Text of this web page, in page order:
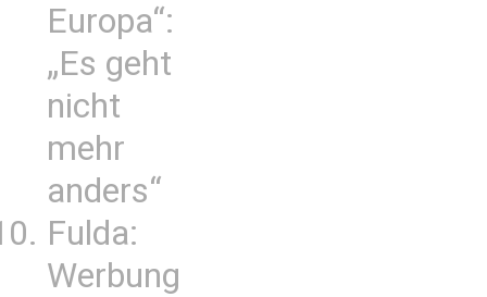
Europa“:
„Es geht
nicht
mehr
anders“
Fulda:
Werbung